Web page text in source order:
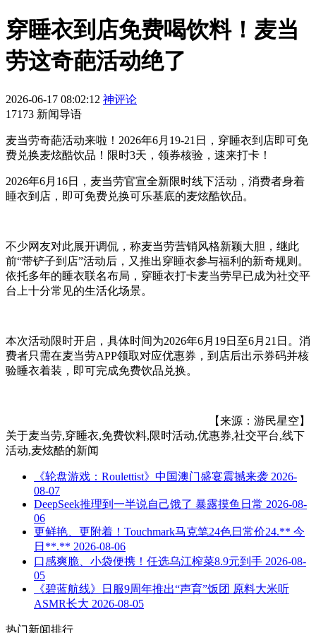
穿睡衣到店免费喝饮料！麦当
劳这奇葩活动绝了
2026-06-17 08:02:12 神评论
17173 新闻导语
麦当劳奇葩活动来啦！2026年6月19-21日，穿睡衣到店即可免
费兑换麦炫酷饮品！限时3天，领券核验，速来打卡！
2026年6月16日，麦当劳官宣全新限时线下活动，消费者身着
睡衣到店，即可免费兑换可乐基底的麦炫酷饮品。
不少网友对此展开调侃，称麦当劳营销风格新颖大胆，继此
前“带铲子到店”活动后，又推出穿睡衣参与福利的新奇规则。
依托多年的睡衣联名布局，穿睡衣打卡麦当劳早已成为社交平
台上十分常见的生活化场景。
本次活动限时开启，具体时间为2026年6月19日至6月21日。消
费者只需在麦当劳APP领取对应优惠券，到店后出示券码并核
验睡衣着装，即可完成免费饮品兑换。
【来源：游民星空】
关于麦当劳,穿睡衣,免费饮料,限时活动,优惠券,社交平台,线下
活动,麦炫酷的新闻
《轮盘游戏：Roulettist》中国澳门盛宴震撼来袭 2026-
08-07
DeepSeek推理到一半说自己饿了 暴露摸鱼日常 2026-08-
06
更鲜艳、更附着！Touchmark马克笔24色日常价24.** 今
日**.** 2026-08-06
口感爽脆、小袋便携！任选乌江榨菜8.9元到手 2026-08-
05
《碧蓝航线》日服9周年推出“声育”饭团 原料大米听
ASMR长大 2026-08-05
热门新闻排行